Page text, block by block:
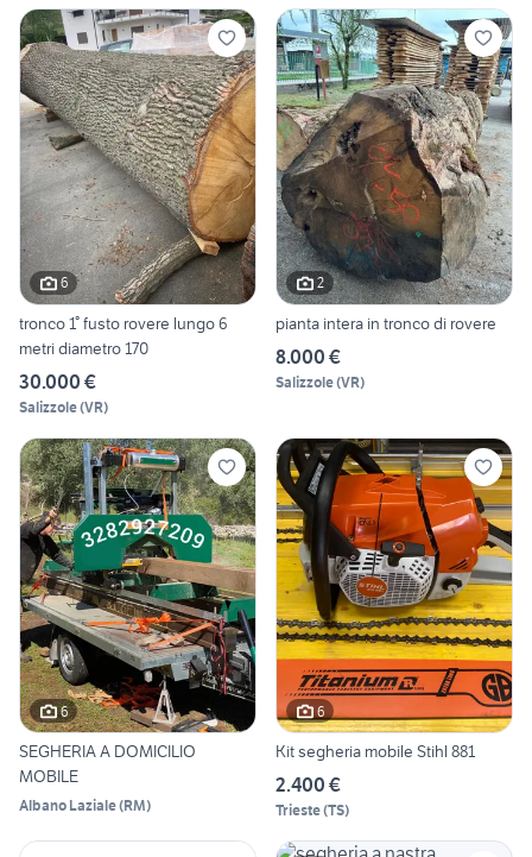
6
tronco 1° fusto rovere lungo 6
metri diametro 170
30.000 €
Salizzole(VR)
2
pianta intera in tronco di rovere
8.000 €
Salizzole(VR)
6
SEGHERIA A DOMICILIO
MOBILE
Albano Laziale(RM)
6
Kit segheria mobile Stihl 881
2.400 €
Trieste(TS)